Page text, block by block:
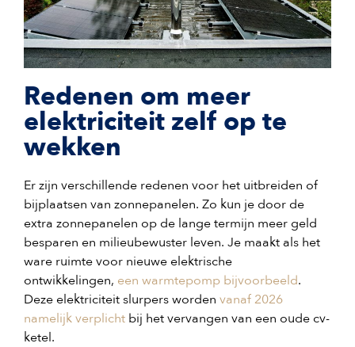
Redenen om meer
elektriciteit zelf op te
wekken
Er zijn verschillende redenen voor het uitbreiden of
bijplaatsen van zonnepanelen. Zo kun je door de
extra zonnepanelen op de lange termijn meer geld
besparen en milieubewuster leven. Je maakt als het
ware ruimte voor nieuwe elektrische
ontwikkelingen, een warmtepomp bijvoorbeeld.
Deze elektriciteit slurpers worden vanaf 2026
namelijk verplicht bij het vervangen van een oude cv-
ketel.